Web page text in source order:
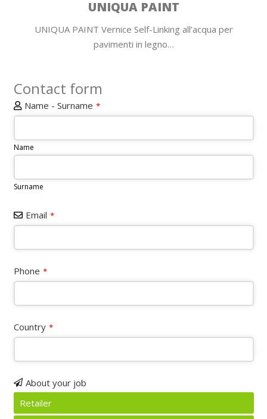
UNIQUA PAINT
UNIQUA PAINT Vernice Self-Linking all’acqua per
pavimenti in legno…
Contact form
Name - Surname *
Name
Surname
Email *
Phone *
Country *
About your job
Retailer